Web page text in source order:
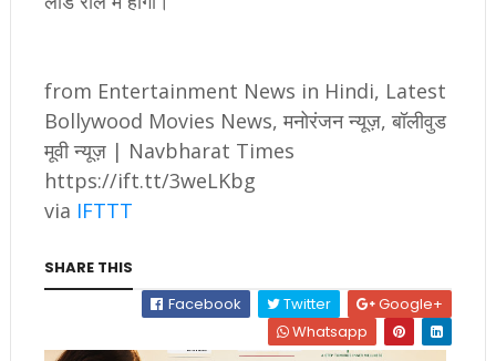
from Entertainment News in Hindi, Latest
Bollywood Movies News, मनोरंजन न्यूज़, बॉलीवुड
मूवी न्यूज़ | Navbharat Times
https://ift.tt/3weLKbg
via IFTTT
SHARE THIS
Facebook
Twitter
Google+
Whatsapp